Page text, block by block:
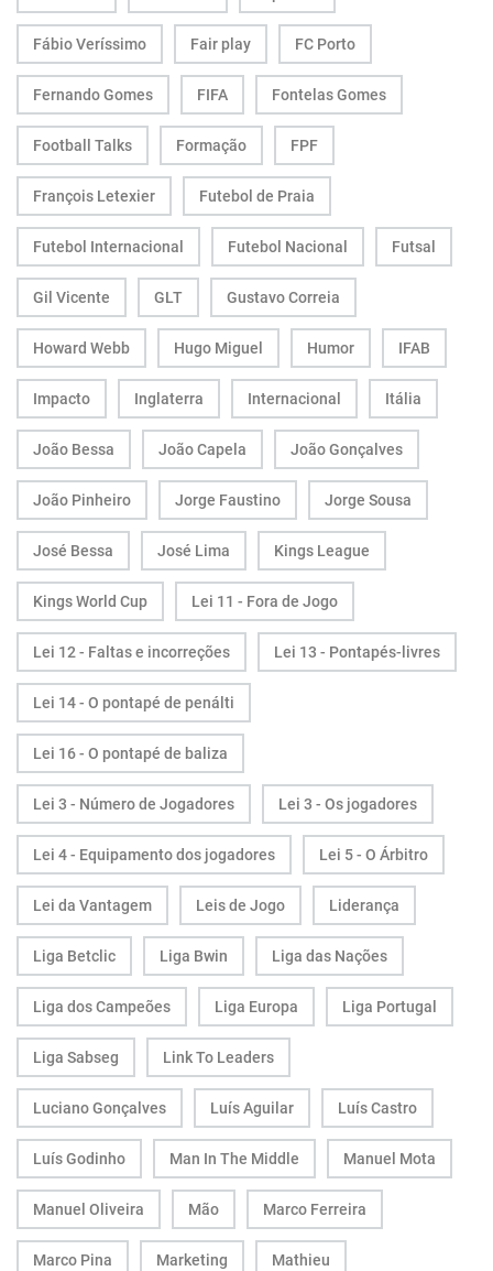
Fábio Veríssimo Fair play FC Porto
Fernando Gomes FIFA Fontelas Gomes
Football Talks Formação FPF
François Letexier Futebol de Praia
Futebol Internacional Futebol Nacional Futsal
Gil Vicente GLT Gustavo Correia
Howard Webb Hugo Miguel Humor IFAB
Impacto Inglaterra Internacional Itália
João Bessa João Capela João Gonçalves
João Pinheiro Jorge Faustino Jorge Sousa
José Bessa José Lima Kings League
Kings World Cup Lei 11 - Fora de Jogo
Lei 12 - Faltas e incorreções Lei 13 - Pontapés-livres
Lei 14 - O pontapé de penálti
Lei 16 - O pontapé de baliza
Lei 3 - Número de Jogadores Lei 3 - Os jogadores
Lei 4 - Equipamento dos jogadores Lei 5 - O Árbitro
Lei da Vantagem Leis de Jogo Liderança
Liga Betclic Liga Bwin Liga das Nações
Liga dos Campeões Liga Europa Liga Portugal
Liga Sabseg Link To Leaders
Luciano Gonçalves Luís Aguilar Luís Castro
Luís Godinho Man In The Middle Manuel Mota
Manuel Oliveira Mão Marco Ferreira
Marco Pina Marketing Mathieu